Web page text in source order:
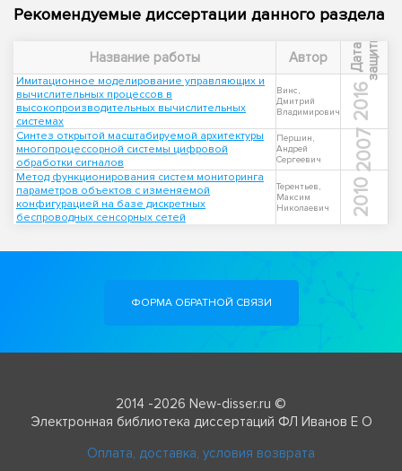
Рекомендуемые диссертации данного раздела
Название работы Автор Д
а
т
а
з
а
щ
и
т ы
Имитационное моделирование управляющих и
вычислительных процессов в
высокопроизводительных вычислительных
системах
Винс,
Дмитрий
Владимирович
2016
Синтез открытой масштабируемой архитектуры
многопроцессорной системы цифровой
обработки сигналов
Першин,
Андрей
Сергеевич
2007
Метод функционирования систем мониторинга
параметров объектов с изменяемой
конфигурацией на базе дискретных
беспроводных сенсорных сетей
Терентьев,
Максим
Николаевич
2010
ФОРМА ОБРАТНОЙ СВЯЗИ
2014 -2026 New-disser.ru ©
Электронная библиотека диссертаций ФЛ Иванов Е О
Оплата, доставка, условия возврата